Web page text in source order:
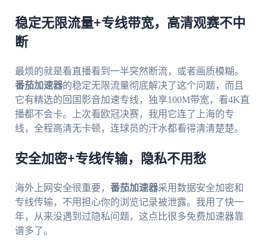
稳定无限流量+专线带宽，高清观赛不中
断
最烦的就是看直播看到一半突然断流，或者画质模糊。
番茄加速器的稳定无限流量彻底解决了这个问题，而且
它有精选的回国影音加速专线，独享100M带宽，看4K直
播都不会卡。上次看欧冠决赛，我用它连了上海的专
线，全程高清无卡顿，连球员的汗水都看得清清楚楚。
安全加密+专线传输，隐私不用愁
海外上网安全很重要， 番茄加速器采用数据安全加密和
专线传输，不用担心你的浏览记录被泄露。我用了快一
年，从来没遇到过隐私问题，这点比很多免费加速器靠
谱多了。